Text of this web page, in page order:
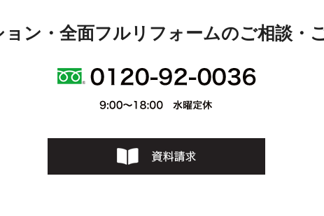
ン・全面フルリフォームのご相談・